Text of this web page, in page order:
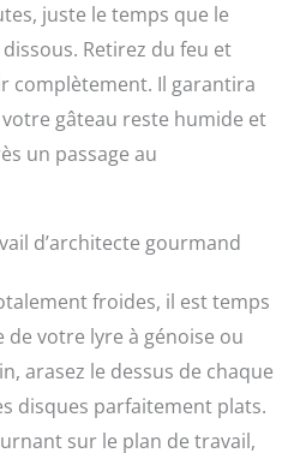
juste le temps que le
Retirez du feu et
complètement. Il garantira
gâteau reste humide et
un passage au
d’architecte gourmand
froides, il est temps
de votre lyre à génoise ou
arasez le dessus de chaque
disques parfaitement plats.
sur le plan de travail,